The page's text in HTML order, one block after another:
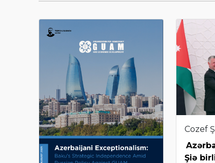
Cozef
Şiə